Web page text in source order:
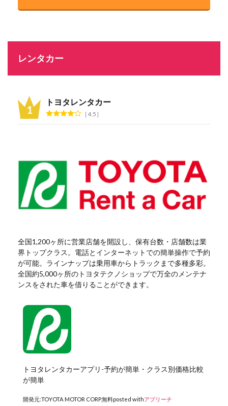
レンタカー
トヨタレンタカー
4.5
全国1,200ヶ所に営業店舗を開設し、保有台数・店舗数は業
界トップクラス。電話とインターネットでの簡単操作で予約
が可能。ラインナップは乗用車からトラックまで多種多彩。
全国約5,000ヶ所のトヨタテクノショップで万全のメンテナ
ンスをされた車を借りることができます。
トヨタレンタカーアプリ-予約が簡単・クラス別価格比較
が簡単
開発元:TOYOTA MOTOR CORP.無料posted withアプリーチ